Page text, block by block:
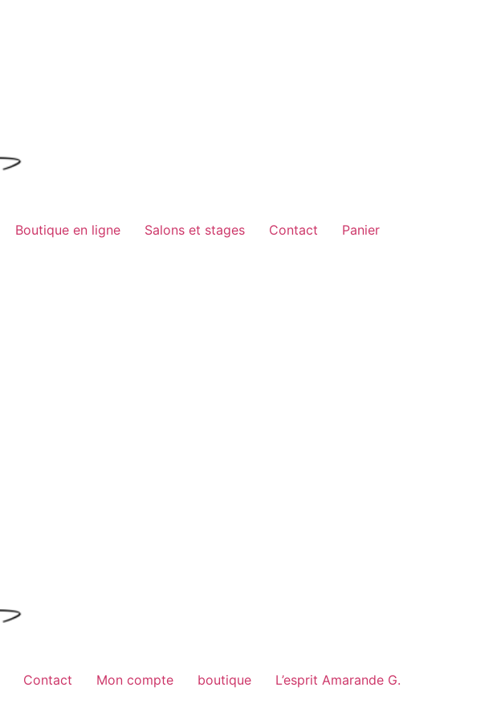
Boutique en ligne Salons et stages Contact Panier
Contact Mon compte boutique
L’esprit Amarande G.